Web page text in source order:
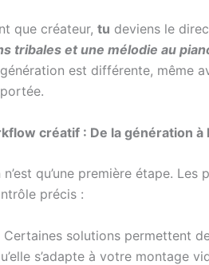
que créateur, tu deviens le
tribales et une mélodie au
est différente, même
créatif : De la génération à
qu’une première étape.
précis :
Certaines solutions permettent
s’adapte à votre montage